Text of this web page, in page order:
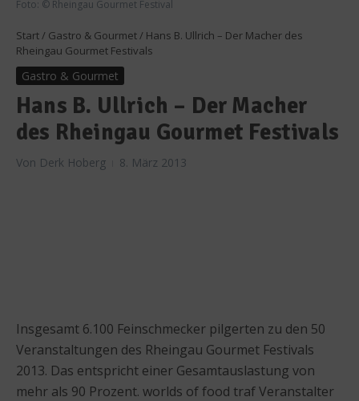
Foto: © Rheingau Gourmet Festival
Start / Gastro & Gourmet / Hans B. Ullrich – Der Macher des
Rheingau Gourmet Festivals
Gastro & Gourmet
Hans B. Ullrich – Der Macher
des Rheingau Gourmet Festivals
Von Derk Hoberg 8. März 2013
Insgesamt 6.100 Feinschmecker pilgerten zu den 50
Veranstaltungen des Rheingau Gourmet Festivals
2013. Das entspricht einer Gesamtauslastung von
mehr als 90 Prozent. worlds of food traf Veranstalter